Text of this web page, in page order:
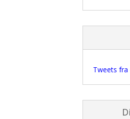
Tweets fra